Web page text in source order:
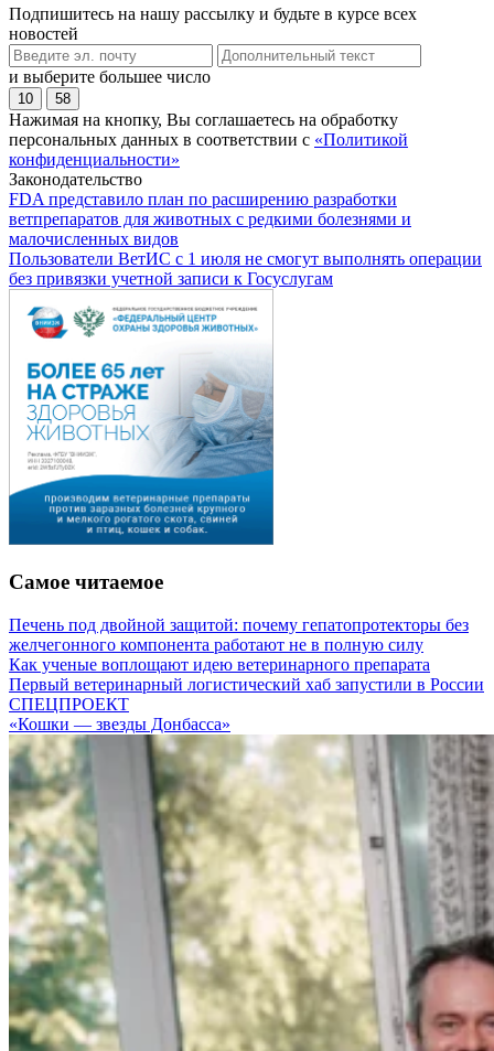
Подпишитесь на нашу рассылку и будьте в курсе всех
новостей
и выберите большее число
10 58
Нажимая на кнопку, Вы соглашаетесь на обработку
персональных данных в соответствии с «Политикой
конфиденциальности»
Законодательство
FDA представило план по расширению разработки
ветпрепаратов для животных с редкими болезнями и
малочисленных видов
Пользователи ВетИС с 1 июля не смогут выполнять операции
без привязки учетной записи к Госуслугам
Самое читаемое
Печень под двойной защитой: почему гепатопротекторы без
желчегонного компонента работают не в полную силу
Как ученые воплощают идею ветеринарного препарата
Первый ветеринарный логистический хаб запустили в России
СПЕЦПРОЕКТ
«Кошки — звезды Донбасса»